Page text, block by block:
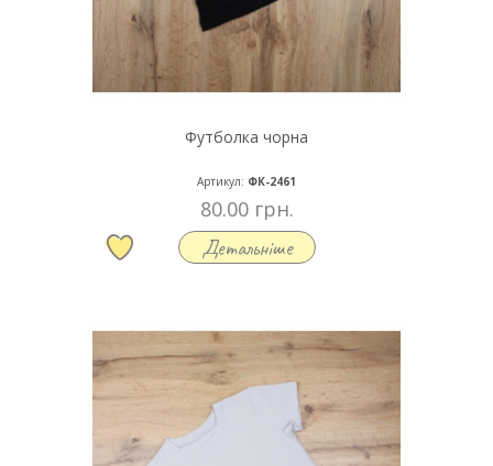
Футболка чорна
Артикул: ФК-2461
80.00 грн.
Детальніше